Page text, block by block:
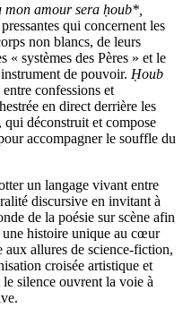
mon amour sera ḥoub*,
qui concernent les
non blancs, de leurs
« systèmes des Pères » et le
de pouvoir. Ḥoub
confessions et
en direct derrière les
déconstruit et compose
accompagner le souffle du
un langage vivant entre
discursive en invitant à
de la poésie sur scène afin
une histoire unique au cœur
allures de science-fiction,
croisée artistique et
silence ouvrent la voie à